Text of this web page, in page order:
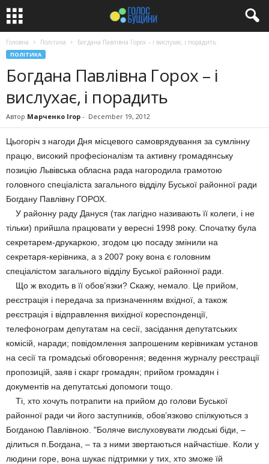
Головна Політика Богдана Павлівна Горох – і вислухає, і порадить
ПОЛІТИКА
Богдана Павлівна Горох – і
вислухає, і порадить
Автор Марченко Ігор - December 19, 2012
Цьогоріч з нагоди Дня місцевого самоврядування за сумлінну
працю, високий професіоналізм та активну громадянську
позицію Львівська обласна рада нагородила грамотою
головного спеціаліста загального відділу Буської районної ради
Богдану Павлівну ГОРОХ.
У районну раду Дануся (так лагідно називають її колеги, і не
тільки) прийшла працювати у вересні 1998 року. Спочатку була
секретарем-друкаркою, згодом цю посаду змінили на
секретаря-керівника, а з 2007 року вона є головним
спеціалістом загального відділу Буської районної ради.
Що ж входить в її обов’язки? Скажу, немало. Це прийом,
реєстрація і передача за призначенням вхідної, а також
реєстрація і відправлення вихідної кореспонденції,
телефонограм депутатам на сесії, засідання депутатських
комісій, наради; повідомлення запрошеним керівникам установ
на сесії та громадські обговорення; ведення журналу реєстрації
пропозицій, заяв і скарг громадян; прийом громадян і
документів на депутатські допомоги тощо.
Ті, хто хочуть потрапити на прийом до голови Буської
районної ради чи його заступників, обов’язково спілкуються з
Богданою Павлівною. "Боляче вислуховувати людські біди, –
ділиться п.Богдана, – та з ними звертаються найчастіше. Коли у
людини горе, вона шукає підтримки у тих, хто зможе їй